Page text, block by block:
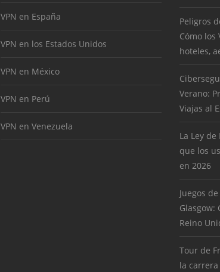
VPN en España
VPN en los Estados Unidos
VPN en México
VPN en Perú
VPN en Venezuela
Peligros
Cómo los
hoteles,
Verano:
Viajas al
La Ley
que los
en 2026
Juegos
Glasgow:
Reino
Tour de
la